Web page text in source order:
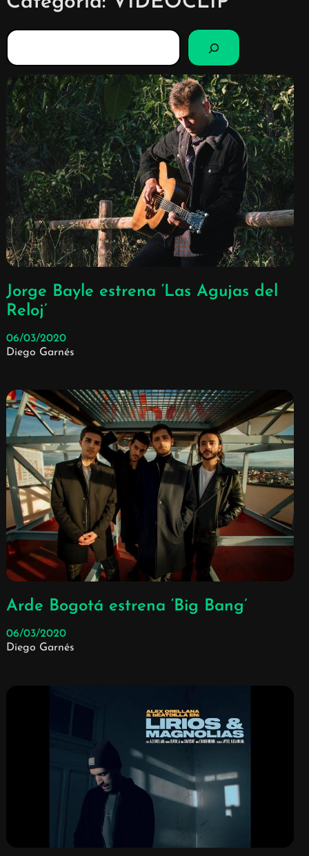
B
u
c
a
r
Jorge Bayle estrena ‘Las Agujas del
Reloj’
06/03/2020
Diego Garnés
Arde Bogotá estrena ‘Big Bang’
06/03/2020
Diego Garnés